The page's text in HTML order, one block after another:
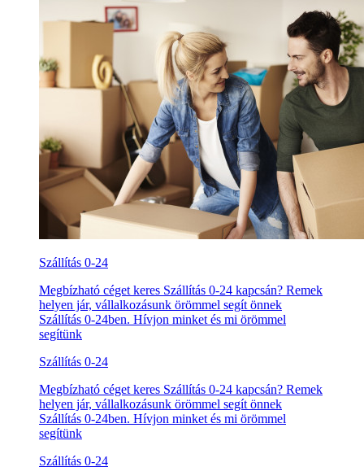
Szállítás 0-24
Megbízható céget keres Szállítás 0-24 kapcsán? Remek
helyen jár, vállalkozásunk örömmel segít önnek
Szállítás 0-24ben. Hívjon minket és mi örömmel
segítünk
Szállítás 0-24
Megbízható céget keres Szállítás 0-24 kapcsán? Remek
helyen jár, vállalkozásunk örömmel segít önnek
Szállítás 0-24ben. Hívjon minket és mi örömmel
segítünk
Szállítás 0-24